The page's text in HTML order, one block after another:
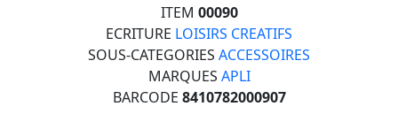
ITEM 00090
ECRITURE LOISIRS CREATIFS
SOUS-CATEGORIES ACCESSOIRES
MARQUES APLI
BARCODE 8410782000907